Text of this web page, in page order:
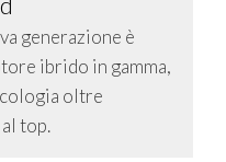
generazione è
ibrido in gamma,
oltre
top.